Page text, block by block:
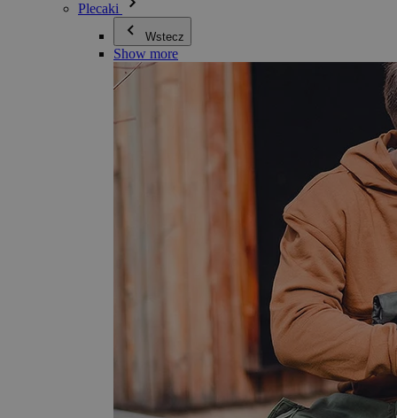
Plecaki
Wstecz
Show more